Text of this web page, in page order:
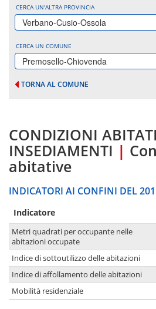
CERCA UN'ALTRA PROVINCIA
Verbano-Cusio-Ossola
CERCA UN COMUNE
Premosello-Chiovenda
TORNA AL COMUNE
CONDIZIONI
INSEDIAMENTI |
abitative
INDICATORI AI CONFINI DEL
Indicatore
Metri quadrati per occupante nelle
abitazioni occupate
Indice di sottoutilizzo delle abitazioni
Indice di affollamento delle abitazioni
Mobilità residenziale